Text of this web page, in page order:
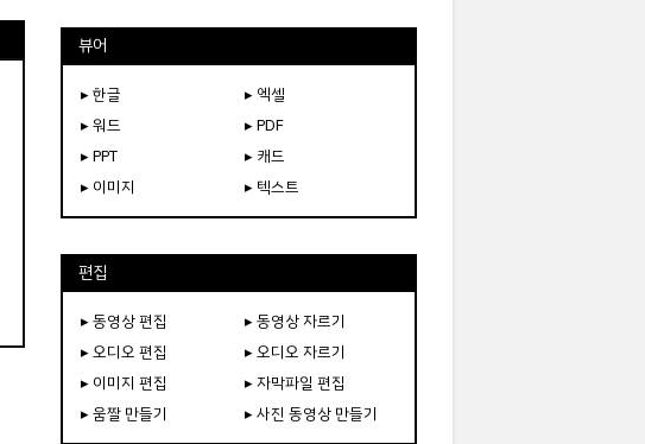
뷰어
▸ 한글
▸ 엑셀
▸ 워드
▸ PDF
▸ PPT
▸ 캐드
▸ 이미지
▸ 텍스트
편집
▸ 동영상 편집
▸ 동영상 자르기
▸ 오디오 편집
▸ 오디오 자르기
▸ 이미지 편집
▸ 자막파일 편집
▸ 움짤 만들기
▸ 사진 동영상 만들기